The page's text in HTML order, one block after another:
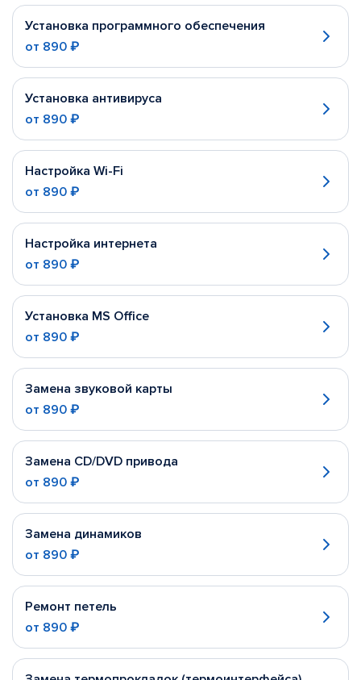
Установка программного обеспечения
от 890 ₽
Установка антивируса
от 890 ₽
Настройка Wi-Fi
от 890 ₽
Настройка интернета
от 890 ₽
Установка MS Office
от 890 ₽
Замена звуковой карты
от 890 ₽
Замена CD/DVD привода
от 890 ₽
Замена динамиков
от 890 ₽
Ремонт петель
от 890 ₽